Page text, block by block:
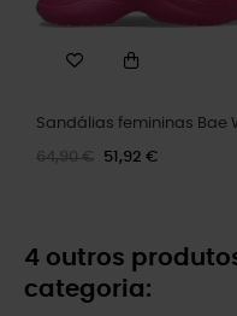
Sandálias femininas Bae
64,90 € 51,92 €
4 outros
categoria: